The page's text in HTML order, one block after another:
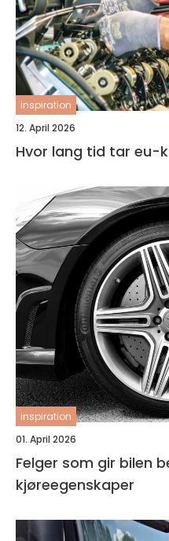
inspiration
12. April 2026
Hvor lang tid tar eu-
inspiration
01. April 2026
Felger som gir bilen
kjøreegenskaper